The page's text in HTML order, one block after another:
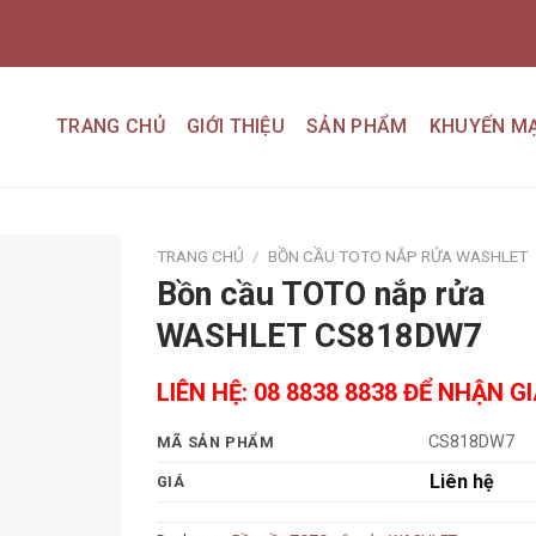
TRANG CHỦ GIỚI THIỆU SẢN PHẨM KHUYẾN
TRANG CHỦ / BỒN CẦU TOTO NẮP RỬA WASHLET
Bồn cầu TOTO nắp rửa
WASHLET CS818DW7
LIÊN HỆ: 08 8838 8838 ĐỂ NHẬN
MÃ SẢN PHẨM CS818DW7
GIÁ Liên hệ